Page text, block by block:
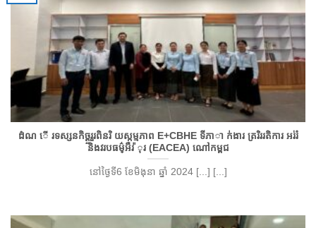
ដំណ ើ រទស្សនកិច្ត្ចរួរពិនរិ យស្កម្មភាព E+CBHE ទីភាា ក់ងារ ត្ររិររតិការ អរ់រំ
និងវរបធម្៌អឺរ ៉ុរ (EACEA) ណៅកម្ពជ
នៅថ្ងៃទី6 ខែមិងុនា ឆ្នាំ 2024 [...] [...]